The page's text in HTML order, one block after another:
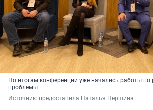
По итогам конференции уже начались работы
проблемы
Источник: предоставила Наталья Першина